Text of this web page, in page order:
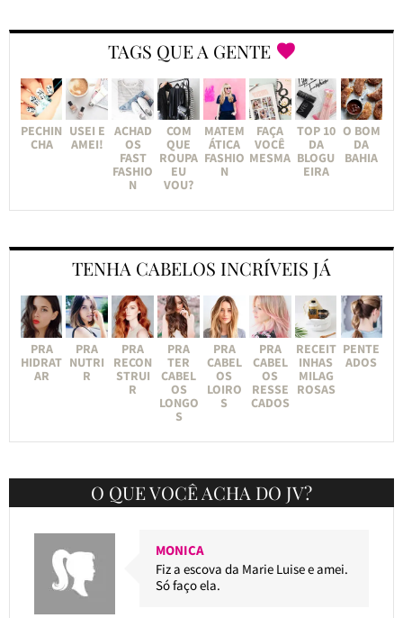
TAGS QUE A GENTE
PECHIN
CHA
USEI E
AMEI!
ACHAD
OS
FAST
FASHIO
N
COM
QUE
ROUPA
EU
VOU?
MATEM
ÁTICA
FASHIO
N
FAÇA
VOCÊ
MESMA
TOP 10
DA
BLOGU
EIRA
O BOM
DA
BAHIA
TENHA CABELOS INCRÍVEIS JÁ
PRA
HIDRAT
AR
PRA
NUTRI
R
PRA
RECON
STRUI
R
PRA
TER
CABEL
OS
LONGO
S
PRA
CABEL
OS
LOIRO
S
PRA
CABEL
OS
RESSE
CADOS
RECEIT
INHAS
MILAG
ROSAS
PENTE
ADOS
O QUE VOCÊ ACHA DO JV?
MONICA
Fiz a escova da Marie Luise e amei.
Só faço ela.